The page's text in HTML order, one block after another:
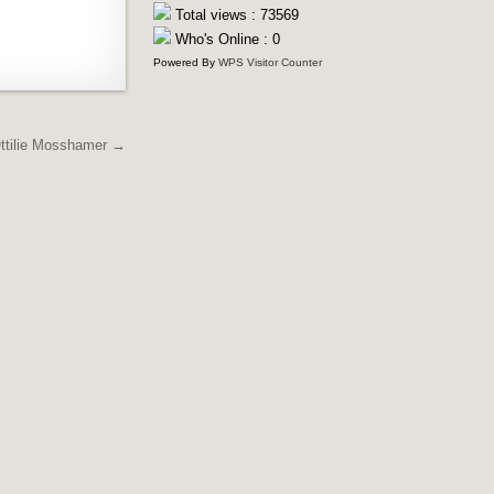
Mosshamer →
Total views : 73569
Who's Online : 0
Powered By WPS Visitor Counter